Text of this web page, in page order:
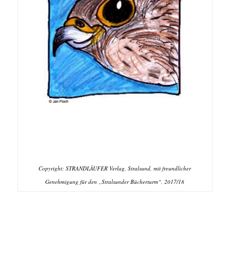
Copyright: STRANDLÄUFER Verlag, Stralsund, mit freundlicher
Genehmigung für den „Stralsunder Bücherturm“, 2017/18